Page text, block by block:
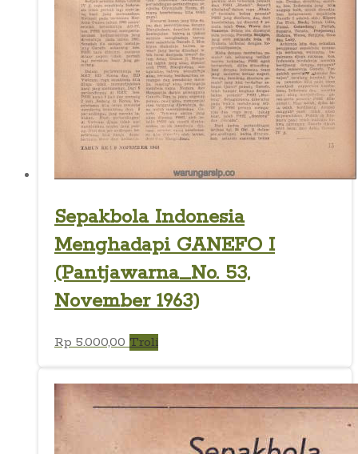
Sepakbola Indonesia
Menghadapi GANEFO I
(Pantjawarna_No. 53,
November 1963)
Rp5.000,00 Troli